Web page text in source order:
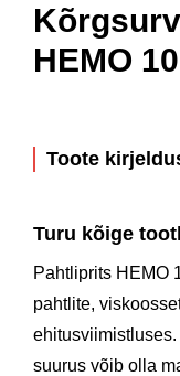
HEMO 10
Toote
Turu kõige
Pahtliprits HEMO
pahtlite,
suurus võib olla